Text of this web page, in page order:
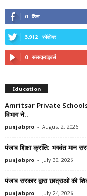
0 फैंस
3,912 फॉलोवर
0 सब्सक्राइबर्स
Education
Amritsar Private Schools: 79
विभाग ने...
punjabpro - August 2, 2026
पंजाब शिक्षा क्रांति: भगवंत मान
punjabpro - July 30, 2026
पंजाब सरकार द्वारा छात्राओं की
punjabpro - July 24, 2026